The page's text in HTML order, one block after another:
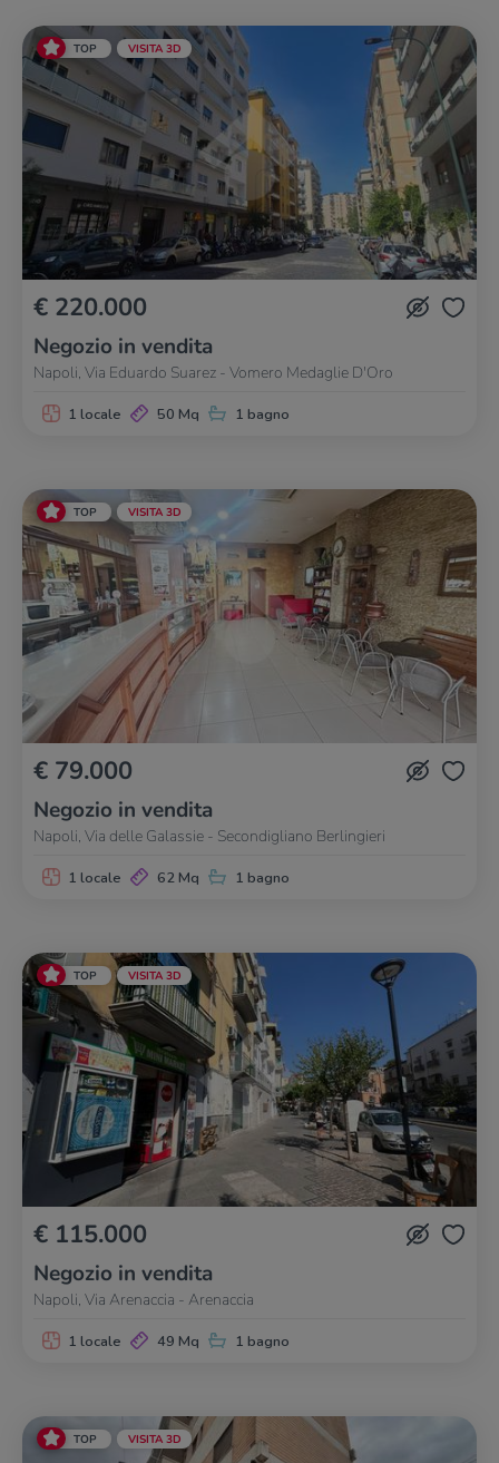
TOP VISITA 3D
€ 220.000
Negozio in vendita
Napoli, Via Eduardo Suarez - Vomero Medaglie D'Oro
1 locale 50 Mq 1 bagno
TOP VISITA 3D
€ 79.000
Negozio in vendita
Napoli, Via delle Galassie - Secondigliano Berlingieri
1 locale 62 Mq 1 bagno
TOP VISITA 3D
€ 115.000
Negozio in vendita
Napoli, Via Arenaccia - Arenaccia
1 locale 49 Mq 1 bagno
TOP VISITA 3D